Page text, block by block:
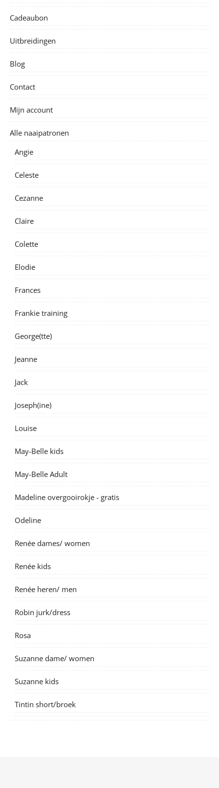
Cadeaubon
Uitbreidingen
Blog
Contact
Mijn account
Alle naaipatronen
Angie
Celeste
Cezanne
Claire
Colette
Elodie
Frances
Frankie training
George(tte)
Jeanne
Jack
Joseph(ine)
Louise
May-Belle kids
May-Belle Adult
Madeline overgooirokje - gratis
Odeline
Renée dames/ women
Renée kids
Renée heren/ men
Robin jurk/dress
Rosa
Suzanne dame/ women
Suzanne kids
Tintin short/broek